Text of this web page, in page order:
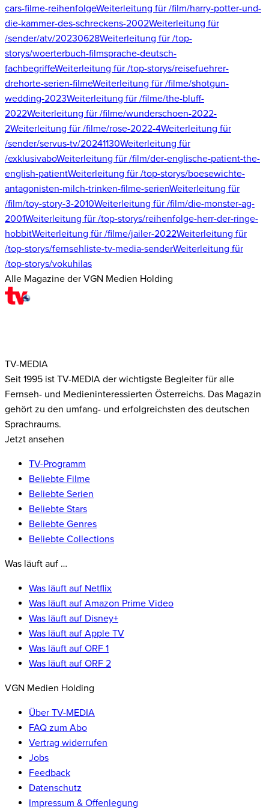
cars-filme-reihenfolgeWeiterleitung für /film/harry-potter-und-
die-kammer-des-schreckens-2002Weiterleitung für
/sender/atv/20230628Weiterleitung für /top-
storys/woerterbuch-filmsprache-deutsch-
fachbegriffeWeiterleitung für /top-storys/reisefuehrer-
drehorte-serien-filmeWeiterleitung für /filme/shotgun-
wedding-2023Weiterleitung für /filme/the-bluff-
2022Weiterleitung für /filme/wunderschoen-2022-
2Weiterleitung für /filme/rose-2022-4Weiterleitung für
/sender/servus-tv/20241130Weiterleitung für
/exklusivaboWeiterleitung für /film/der-englische-patient-the-
english-patientWeiterleitung für /top-storys/boesewichte-
antagonisten-milch-trinken-filme-serienWeiterleitung für
/film/toy-story-3-2010Weiterleitung für /film/die-monster-ag-
2001Weiterleitung für /top-storys/reihenfolge-herr-der-ringe-
hobbitWeiterleitung für /filme/jailer-2022Weiterleitung für
/top-storys/fernsehliste-tv-media-senderWeiterleitung für
/top-storys/vokuhilas
Alle Magazine der VGN Medien Holding
TV-MEDIA
Seit 1995 ist TV-MEDIA der wichtigste Begleiter für alle
Fernseh- und Medieninteressierten Österreichs. Das Magazin
gehört zu den umfang- und erfolgreichsten des deutschen
Sprachraums.
Jetzt ansehen
TV-Programm
Beliebte Filme
Beliebte Serien
Beliebte Stars
Beliebte Genres
Beliebte Collections
Was läuft auf …
Was läuft auf Netflix
Was läuft auf Amazon Prime Video
Was läuft auf Disney+
Was läuft auf Apple TV
Was läuft auf ORF 1
Was läuft auf ORF 2
VGN Medien Holding
Über TV-MEDIA
FAQ zum Abo
Vertrag widerrufen
Jobs
Feedback
Datenschutz
Impressum & Offenlegung